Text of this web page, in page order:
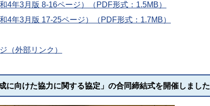
4年3月版 8-16ページ）（PDF形式：1.5MB）
4年3月版 17-25ページ）（PDF形式：1.7MB）
（外部リンク）
に向けた協力に関する協定」の合同締結式を開催しました